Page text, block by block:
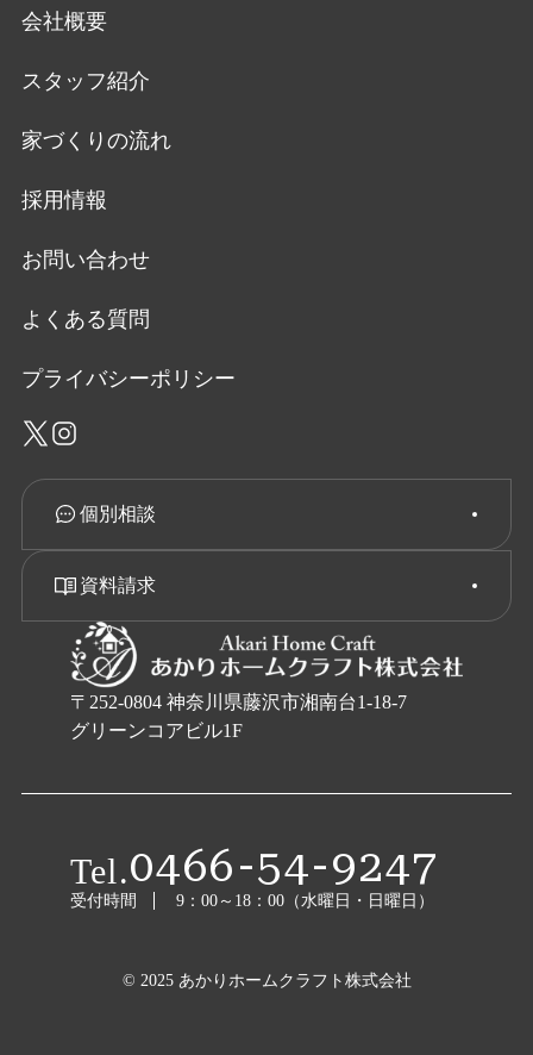
〒252-0804 神奈川県藤沢市湘南台1-18-7
グリーンコアビル1F
会社概要
スタッフ紹介
家づくりの流れ
採用情報
お問い合わせ
よくある質問
プライバシーポリシー
個別相談
資料請求
Tel.0466-54-9247
受付時間 9：00～18：00（水曜日・日曜日）
© 2025 あかりホームクラフト株式会社